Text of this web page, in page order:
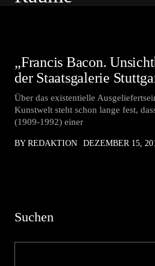
„Francis Bacon.
der Staatsgalerie
Über das existentielle
Kunstwelt steht schon lange fest,
(1909-1992) einer
BY REDAKTION DEZEMBER 15,
Suchen